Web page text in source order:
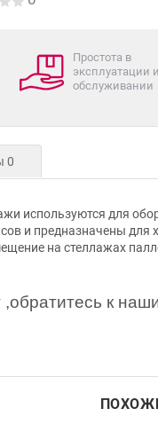
Простота в
эксплуатации и
обслуживании
0
используются для
и предназначены для
на стеллажах
,обратитесь к